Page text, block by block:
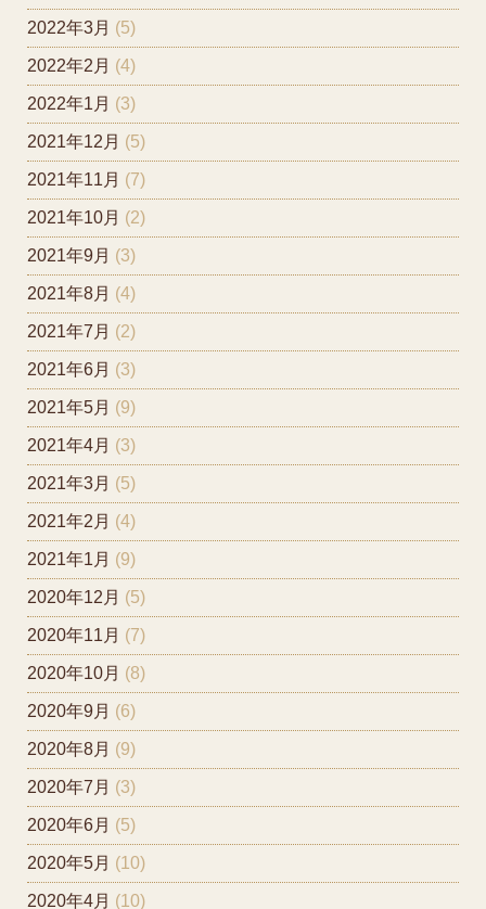
2022年3月 (5)
2022年2月 (4)
2022年1月 (3)
2021年12月 (5)
2021年11月 (7)
2021年10月 (2)
2021年9月 (3)
2021年8月 (4)
2021年7月 (2)
2021年6月 (3)
2021年5月 (9)
2021年4月 (3)
2021年3月 (5)
2021年2月 (4)
2021年1月 (9)
2020年12月 (5)
2020年11月 (7)
2020年10月 (8)
2020年9月 (6)
2020年8月 (9)
2020年7月 (3)
2020年6月 (5)
2020年5月 (10)
2020年4月 (10)